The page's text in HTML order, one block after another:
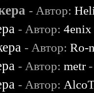
- Автор:
- Автор:4enix
- Автор:Ro-
- Автор:metr-
- Автор: